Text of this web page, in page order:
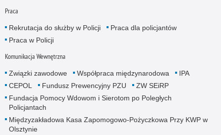
Praca
Rekrutacja do służby w Policji
Praca dla policjantów
Praca w Policji
Komunikacja Wewnętrzna
Związki zawodowe Współpraca międzynarodowa
IPA
CEPOL
Fundusz Prewencyjny PZU
ZW SEiRP
Fundacja Pomocy Wdowom i Sierotom po Poległych
Policjantach
Międzyzakładowa Kasa Zapomogowo-Pożyczkowa Przy KWP w
Olsztynie